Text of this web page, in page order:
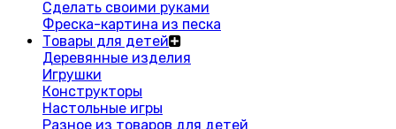
Сделать своими руками
Фреска-картина из песка
Товары для детей
Деревянные изделия
Игрушки
Конструкторы
Настольные игры
Разное из товаров для детей